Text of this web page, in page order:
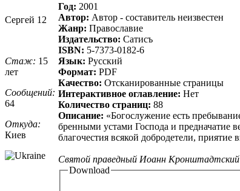
Сергей 12
Стаж: 15
лет
Сообщений:
64
Откуда:
Киев
Год: 2001
Автор: Автор - составитель неизвестен
Жанр: Православие
Издательство: Сатисъ
ISBN: 5-7373-0182-6
Язык: Русский
Формат: PDF
Качество: Отсканированные страницы
Интерактивное оглавление: Нет
Количество страниц: 88
Описание: «Богослужение есть
бренными устами Господа и предначатие
благочестия всякой добродетели,
Святой праведный Иоанн Кронштадтский
Download